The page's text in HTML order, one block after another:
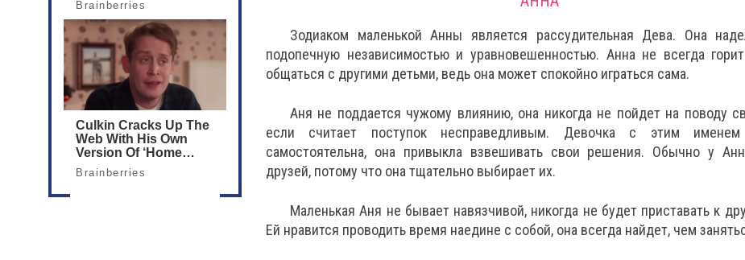
Зодиаком маленькой Анны является рассудительная Дева. Она
подопечную независимостью и уравновешенностью. Анна не всегда
общаться с другими детьми, ведь она может спокойно играться сама.
Аня не поддается чужому влиянию, она никогда не пойдет на поводу
если считает поступок несправедливым. Девочка с этим
самостоятельна, она привыкла взвешивать свои решения. Обычно у
друзей, потому что она тщательно выбирает их.
Маленькая Аня не бывает навязчивой, никогда не будет приставать к
Ей нравится проводить время наедине с собой, она всегда найдет, чем